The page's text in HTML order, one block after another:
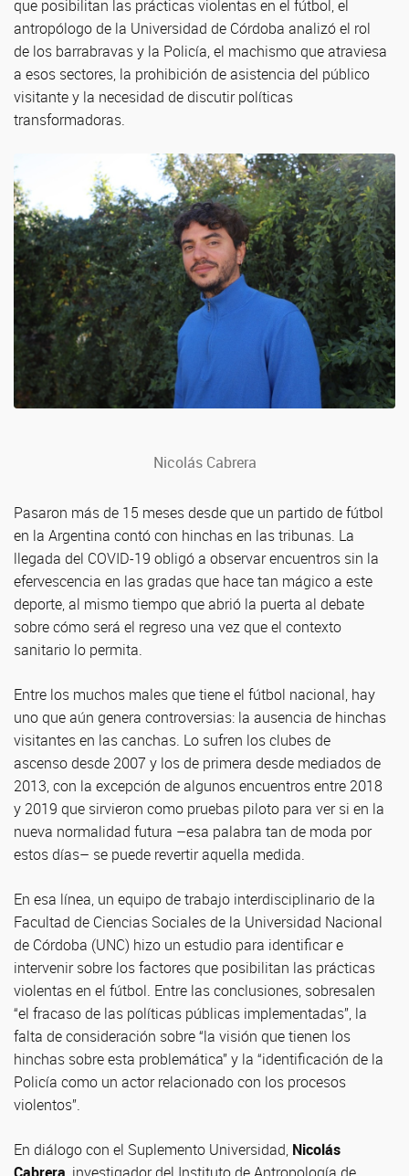
que posibilitan las prácticas violentas en el fútbol, el
antropólogo de la Universidad de Córdoba analizó el rol
de los barrabravas y la Policía, el machismo que atraviesa
a esos sectores, la prohibición de asistencia del público
visitante y la necesidad de discutir políticas
transformadoras.
Nicolás Cabrera
Pasaron más de 15 meses desde que un partido de fútbol
en la Argentina contó con hinchas en las tribunas. La
llegada del COVID-19 obligó a observar encuentros sin la
efervescencia en las gradas que hace tan mágico a este
deporte, al mismo tiempo que abrió la puerta al debate
sobre cómo será el regreso una vez que el contexto
sanitario lo permita.
Entre los muchos males que tiene el fútbol nacional, hay
uno que aún genera controversias: la ausencia de hinchas
visitantes en las canchas. Lo sufren los clubes de
ascenso desde 2007 y los de primera desde mediados de
2013, con la excepción de algunos encuentros entre 2018
y 2019 que sirvieron como pruebas piloto para ver si en la
nueva normalidad futura –esa palabra tan de moda por
estos días– se puede revertir aquella medida.
En esa línea, un equipo de trabajo interdisciplinario de la
Facultad de Ciencias Sociales de la Universidad Nacional
de Córdoba (UNC) hizo un estudio para identificar e
intervenir sobre los factores que posibilitan las prácticas
violentas en el fútbol. Entre las conclusiones, sobresalen
“el fracaso de las políticas públicas implementadas”, la
falta de consideración sobre “la visión que tienen los
hinchas sobre esta problemática” y la “identificación de la
Policía como un actor relacionado con los procesos
violentos”.
En diálogo con el Suplemento Universidad, Nicolás